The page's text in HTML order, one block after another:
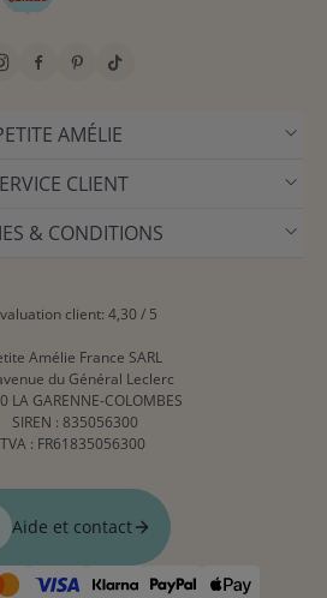
AMÉLIE
CLIENT
& CONDITIONS
client: 4,30 / 5
Amélie France SARL
du Général Leclerc
LA GARENNE-COLOMBES
SIREN : 835056300
TVA : FR61835056300
Aide et contact